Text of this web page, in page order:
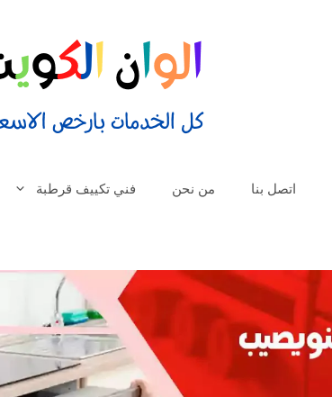
اتصل بنا من نحن فني تكييف قرطبة